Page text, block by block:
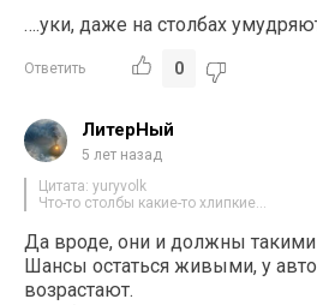
….уки, даже на столбах
Ответить 0
ЛитерНый
5 лет назад
Цитата: yuryvolk
Что-то столбы какие-то хлипкие…
Да вроде, они и должны
Шансы остаться живыми, у
возрастают.